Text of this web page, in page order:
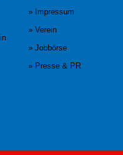
» Impressum
» Verein
» Jobbörse
» Presse & PR